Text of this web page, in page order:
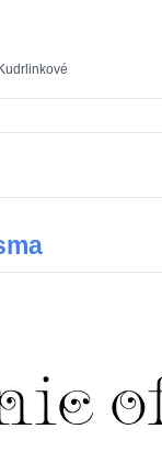
Kudrlinkové